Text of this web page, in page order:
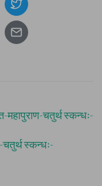
चतुर्थ स्कन्धः-
चतुर्थ स्कन्धः-